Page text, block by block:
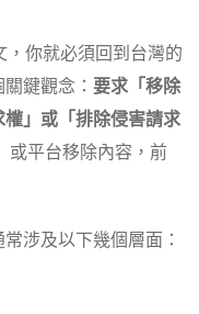
你就必須回到台灣的
鍵觀念： 要求「移除
」或「排除侵害請求
或平台移除內容，前
涉及以下幾個層面：